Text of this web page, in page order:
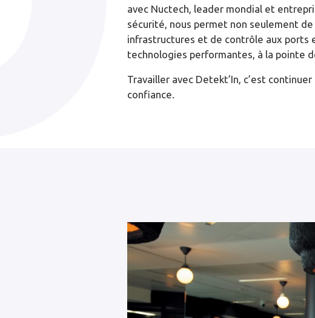
avec Nuctech, leader mondial et
sécurité, nous permet non seulement
infrastructures et de contrôle aux ports
technologies performantes, à la pointe
Travailler avec Detekt’In, c’est
confiance.